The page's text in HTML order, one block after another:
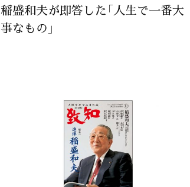
稲盛和夫が即答した「人生で一番大
事なもの」